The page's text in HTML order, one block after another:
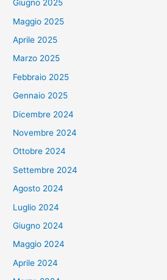
Giugno 2025
Maggio 2025
Aprile 2025
Marzo 2025
Febbraio 2025
Gennaio 2025
Dicembre 2024
Novembre 2024
Ottobre 2024
Settembre 2024
Agosto 2024
Luglio 2024
Giugno 2024
Maggio 2024
Aprile 2024